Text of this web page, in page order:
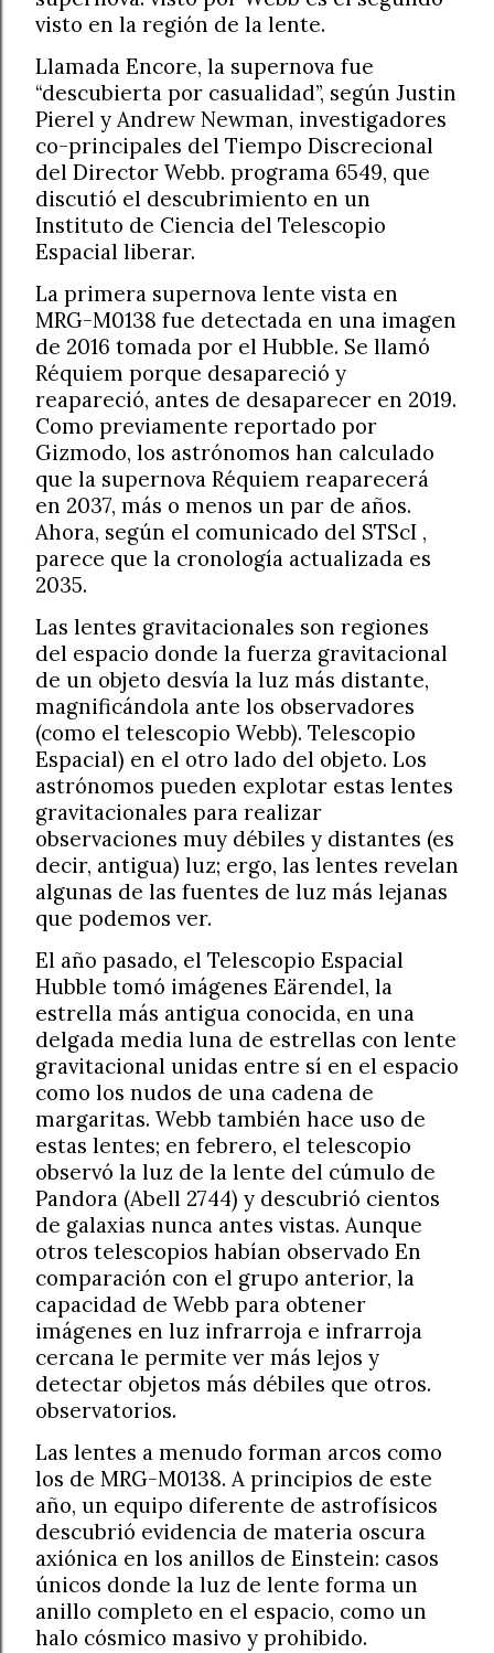
visto en la región de la lente.
Llamada Encore, la supernova fue
“descubierta por casualidad”, según Justin
Pierel y Andrew Newman, investigadores
co-principales del Tiempo Discrecional
del Director Webb. programa 6549, que
discutió el descubrimiento en un
Instituto de Ciencia del Telescopio
Espacial liberar.
La primera supernova lente vista en
MRG-M0138 fue detectada en una imagen
de 2016 tomada por el Hubble. Se llamó
Réquiem porque desapareció y
reapareció, antes de desaparecer en 2019.
Como previamente reportado por
Gizmodo, los astrónomos han calculado
que la supernova Réquiem reaparecerá
en 2037, más o menos un par de años.
Ahora, según el comunicado del STScI ,
parece que la cronología actualizada es
2035.
Las lentes gravitacionales son regiones
del espacio donde la fuerza gravitacional
de un objeto desvía la luz más distante,
magnificándola ante los observadores
(como el telescopio Webb). Telescopio
Espacial) en el otro lado del objeto. Los
astrónomos pueden explotar estas lentes
gravitacionales para realizar
observaciones muy débiles y distantes (es
decir, antigua) luz; ergo, las lentes revelan
algunas de las fuentes de luz más lejanas
que podemos ver.
El año pasado, el Telescopio Espacial
Hubble tomó imágenes Eärendel, la
estrella más antigua conocida, en una
delgada media luna de estrellas con lente
gravitacional unidas entre sí en el espacio
como los nudos de una cadena de
margaritas. Webb también hace uso de
estas lentes; en febrero, el telescopio
observó la luz de la lente del cúmulo de
Pandora (Abell 2744) y descubrió cientos
de galaxias nunca antes vistas. Aunque
otros telescopios habían observado En
comparación con el grupo anterior, la
capacidad de Webb para obtener
imágenes en luz infrarroja e infrarroja
cercana le permite ver más lejos y
detectar objetos más débiles que otros.
observatorios.
Las lentes a menudo forman arcos como
los de MRG-M0138. A principios de este
año, un equipo diferente de astrofísicos
descubrió evidencia de materia oscura
axiónica en los anillos de Einstein: casos
únicos donde la luz de lente forma un
anillo completo en el espacio, como un
halo cósmico masivo y prohibido.